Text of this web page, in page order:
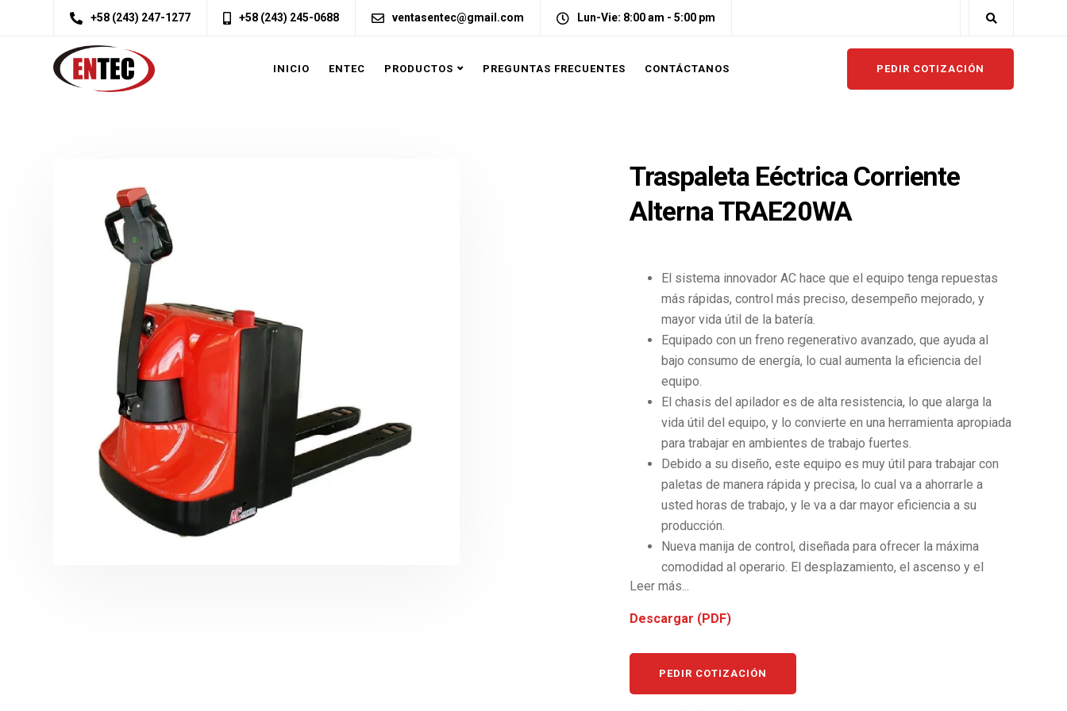
+58 (243) 247-1277 +58 (243) 245-0688 ventasentec@gmail.com Lun-Vie: 8:00 am - 5:00 pm
INICIO ENTEC PRODUCTOS PREGUNTAS FRECUENTES CONTÁCTANOS PEDIR COTIZACIÓN
Traspaleta Eéctrica Corriente
Alterna TRAE20WA
El sistema innovador AC hace que el equipo tenga repuestas
más rápidas, control más preciso, desempeño mejorado, y
mayor vida útil de la batería.
Equipado con un freno regenerativo avanzado, que ayuda al
bajo consumo de energía, lo cual aumenta la eficiencia del
equipo.
El chasis del apilador es de alta resistencia, lo que alarga la
vida útil del equipo, y lo convierte en una herramienta apropiada
para trabajar en ambientes de trabajo fuertes.
Debido a su diseño, este equipo es muy útil para trabajar con
paletas de manera rápida y precisa, lo cual va a ahorrarle a
usted horas de trabajo, y le va a dar mayor eficiencia a su
producción.
Nueva manija de control, diseñada para ofrecer la máxima
comodidad al operario. El desplazamiento, el ascenso y el
descenso se logran con la simple acción de presionar botones
Botón de parada de emergencia de fácil acceso permite al
operador detener de inmediato al equipo si se presenta algún
inconveniente.
Función antiretroceso disponible para prevenir velocidades de
Leer más...
Descargar (PDF)
PEDIR COTIZACIÓN